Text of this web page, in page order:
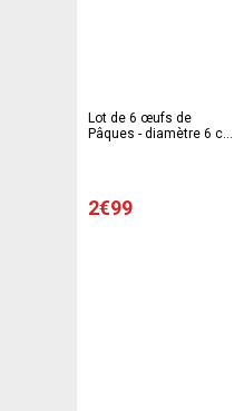
Lot de 6 œufs de
Pâques - diamètre 6 cm
2€99